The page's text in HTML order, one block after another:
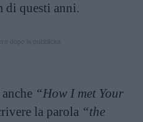
questi anni.
“How I met Your
la parola “the